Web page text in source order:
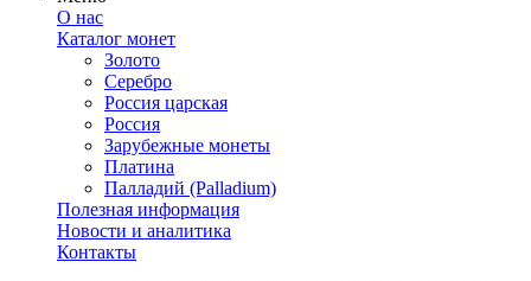
О нас
Каталог монет
Золото
Серебро
Россия царская
Россия
Зарубежные монеты
Платина
Палладий (Palladium)
Полезная информация
Новости и аналитика
Контакты